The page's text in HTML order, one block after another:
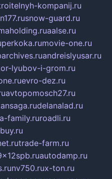
kompanij.ru
snow-guard.ru
aalse.ru
perkoka.rumovie-one.ru
andreislyusar.ru
lyubov-i-grom.ru
evro-dez.ru
avtopomosch27.ru
delanalad.ru
family.ruroadli.ru
trade-farm.ru
autodamp.ru
nv750.rux-ton.ru